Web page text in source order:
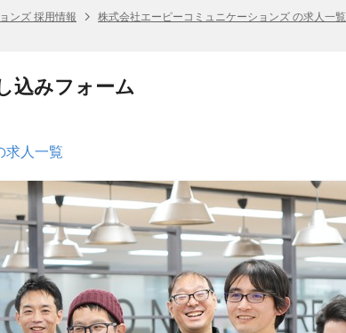
ンズ 採用情報 株式会社エーピーコミュニケーションズ の求人一覧
込みフォーム
求人一覧